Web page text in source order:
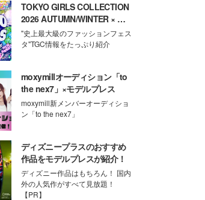
TOKYO GIRLS COLLECTION
2026 AUTUMN/WINTER × モ
デルプレス
"史上最大級のファッションフェス
タ"TGC情報をたっぷり紹介
moxymillオーディション「to
the nex7」×モデルプレス
moxymill新メンバーオーディショ
ン「to the nex7」
ディズニープラスのおすすめ
作品をモデルプレスが紹介！
ディズニー作品はもちろん！ 国内
外の人気作がすべて見放題！
【PR】